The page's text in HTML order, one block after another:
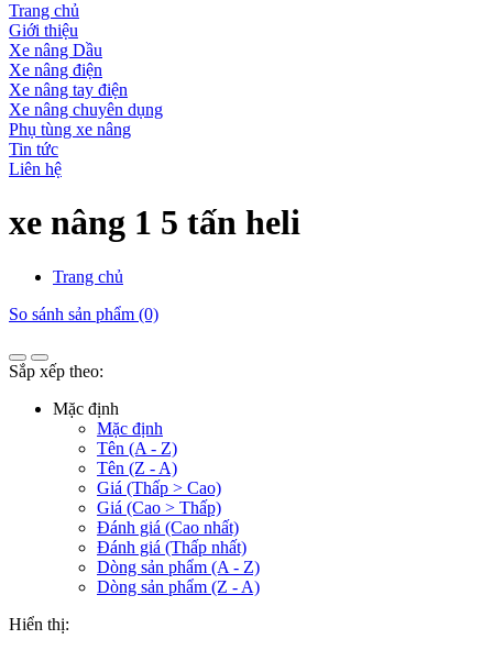
Trang chủ
Giới thiệu
Xe nâng Dầu
Xe nâng điện
Xe nâng tay điện
Xe nâng chuyên dụng
Phụ tùng xe nâng
Tin tức
Liên hệ
xe nâng 1 5 tấn heli
Trang chủ
So sánh sản phẩm (0)
Sắp xếp theo:
Mặc định
Mặc định
Tên (A - Z)
Tên (Z - A)
Giá (Thấp > Cao)
Giá (Cao > Thấp)
Đánh giá (Cao nhất)
Đánh giá (Thấp nhất)
Dòng sản phẩm (A - Z)
Dòng sản phẩm (Z - A)
Hiển thị: